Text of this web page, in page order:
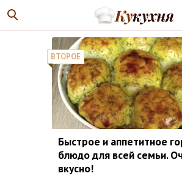
ВТОРОЕ
Быстрое и аппетитное
блюдо для всей семьи.
вкусно!